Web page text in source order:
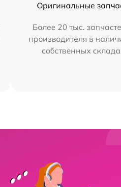
Оригинальные
Более 20 тыс.
производителя в
собственных